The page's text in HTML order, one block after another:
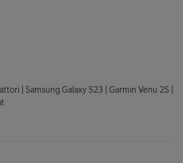
| Samsung Galaxy S23 | Garmin Venu 2S |